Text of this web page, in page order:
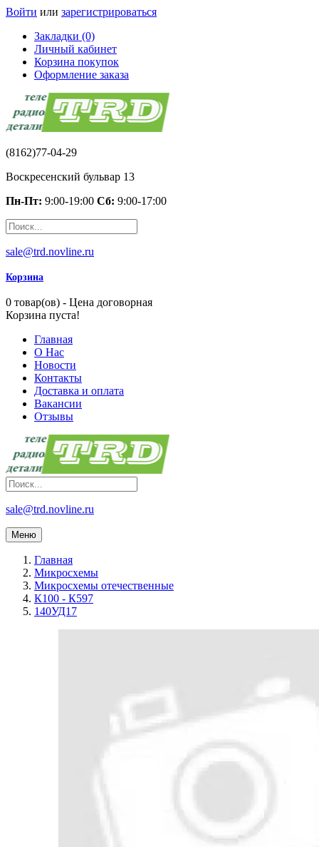
Войти или зарегистрироваться
Закладки (0)
Личный кабинет
Корзина покупок
Оформление заказа
(8162)77-04-29
Воскресенский бульвар 13
Пн-Пт: 9:00-19:00 Сб: 9:00-17:00
sale@trd.novline.ru
Корзина
0 товар(ов) - Цена договорная
Корзина пуста!
Главная
О Нас
Новости
Контакты
Доставка и оплата
Вакансии
Отзывы
sale@trd.novline.ru
Меню
Главная
Микросхемы
Микросхемы отечественные
К100 - К597
140УД17